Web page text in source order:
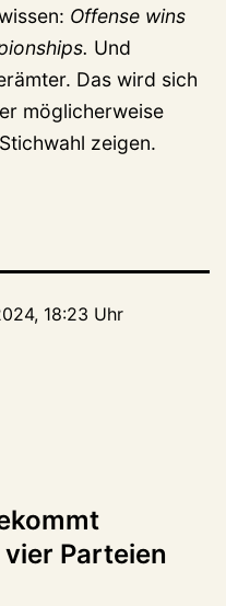
Offense wins
Und
Das wird sich
möglicherweise
zeigen.
18:23 Uhr
Parteien